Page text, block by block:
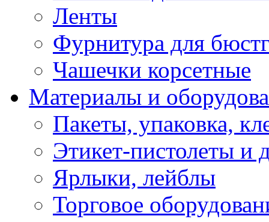
Ленты
Фурнитура для
Чашечки корсетные
Материалы и
Пакеты, упаковка,
Этикет-пистолеты и
Ярлыки, лейблы
Торговое